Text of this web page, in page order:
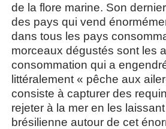
de la flore marine. Son
des pays qui vend
dans tous les pays
morceaux dégustés sont les
consommation qui a
littéralement « pêche aux
consiste à capturer des
rejeter à la mer en les
brésilienne autour de cet